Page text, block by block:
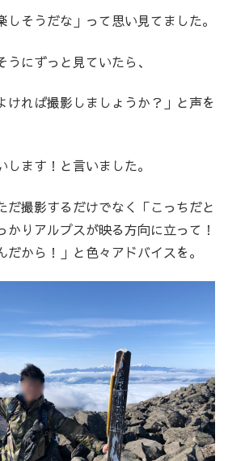
そうだな」って思い見てました。
にずっと見ていたら、
ければ撮影しましょうか？」と声を
ます！と言いました。
だ撮影するだけでなく「こっちだと
りアルプスが映る方向に立って！
から！」と色々アドバイスを。